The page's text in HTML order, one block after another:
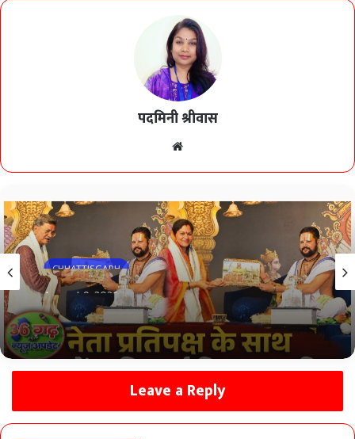
पदमिनी श्रीवास
CHHATTISGARH
August 9, 2026
नेता प्रतिपक्ष डॉ. चरण दास महंत के साथ कथा में शामिल
हुईं विधायक कविता प्राण लहरे :- युधिष्ठिर नायक
Leave a Reply